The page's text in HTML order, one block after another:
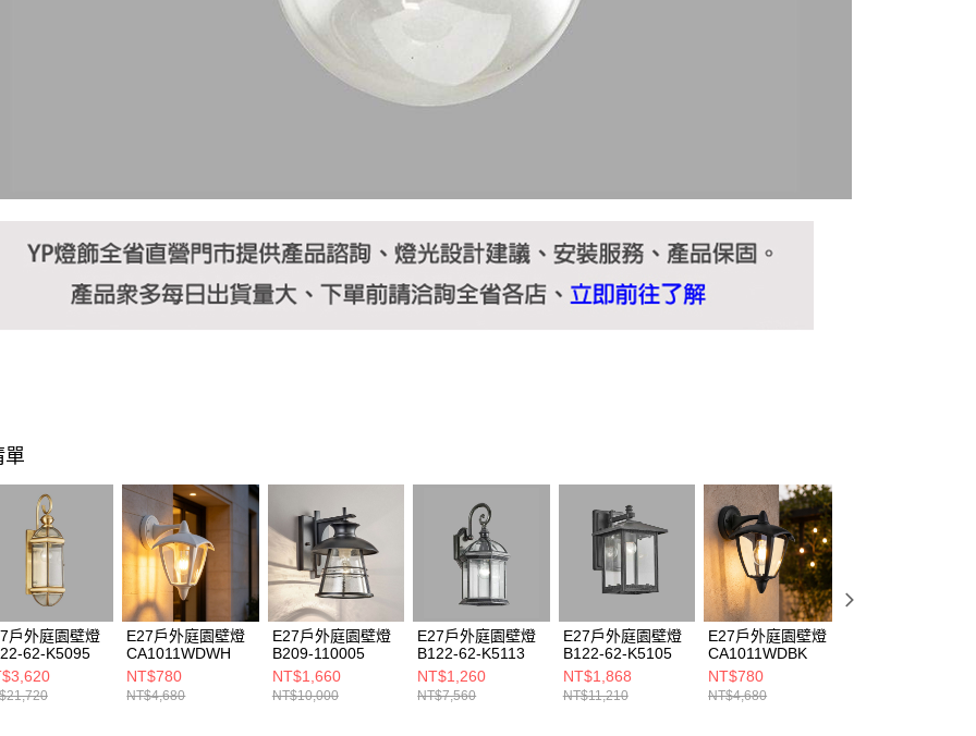
單
戶外庭園壁燈
62-K5095
E27戶外庭園壁燈
CA1011WDWH
NT$780
NT$4,680
E27戶外庭園壁燈
B209-110005
NT$1,660
NT$10,000
E27戶外庭園壁燈
B122-62-K5113
NT$1,260
NT$7,560
E27戶外庭園壁燈
B122-62-K5105
NT$1,868
NT$11,210
E27戶外庭園壁燈
CA1011WDBK
NT$780
NT$4,680